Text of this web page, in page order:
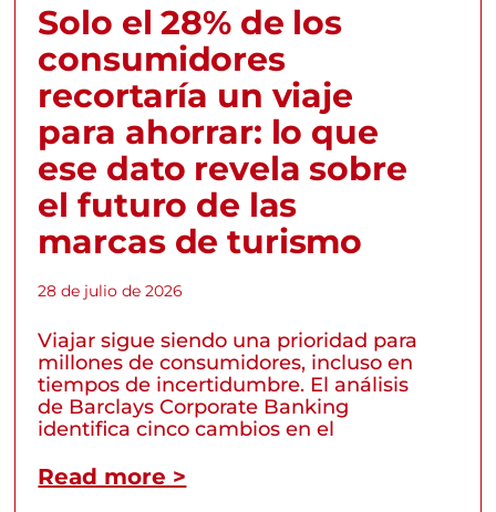
Solo el 28% de los
consumidores
recortaría un viaje
para ahorrar: lo que
ese dato revela sobre
el futuro de las
marcas de turismo
28 de julio de 2026
Viajar sigue siendo una prioridad para
millones de consumidores, incluso en
tiempos de incertidumbre. El análisis
de Barclays Corporate Banking
identifica cinco cambios en el
Read more >